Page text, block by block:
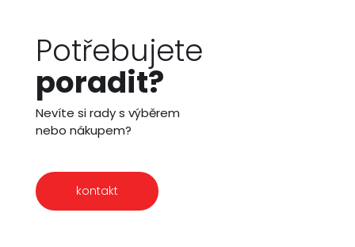
Potřebujete
poradit?
Nevíte si rady s výběrem
nebo nákupem?
kontakt